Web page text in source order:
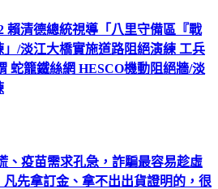
賴清德總統視導「八里守備區『戰
/淡江大橋實施道路阻絕演練 工兵
蛇籠鐵絲網 HESCO機動阻絕牆/淡
、疫苗需求孔急，詐騙最容易趁虛
先拿訂金、拿不出出貨證明的，很